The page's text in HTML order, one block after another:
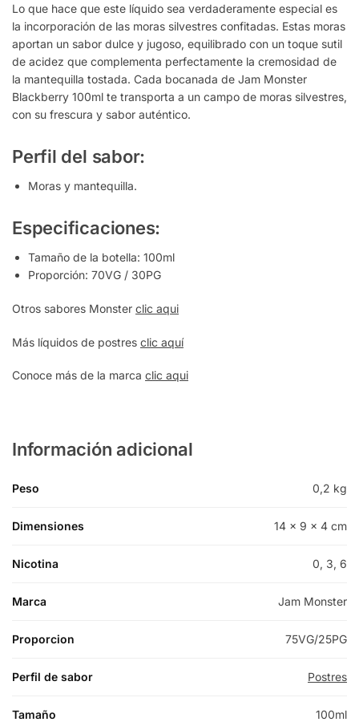
Lo que hace que este líquido sea verdaderamente especial es
la incorporación de las moras silvestres confitadas. Estas moras
aportan un sabor dulce y jugoso, equilibrado con un toque sutil
de acidez que complementa perfectamente la cremosidad de
la mantequilla tostada. Cada bocanada de Jam Monster
Blackberry 100ml te transporta a un campo de moras silvestres,
con su frescura y sabor auténtico.
Perfil del sabor:
Moras y mantequilla.
Especificaciones:
Tamaño de la botella: 100ml
Proporción: 70VG / 30PG
Otros sabores Monster clic aqui
Más líquidos de postres clic aquí
Conoce más de la marca clic aqui
Información adicional
Peso 0,2 kg
Dimensiones 14 × 9 × 4 cm
Nicotina 0, 3, 6
Marca Jam Monster
Proporcion 75VG/25PG
Perfil de sabor Postres
Tamaño 100ml